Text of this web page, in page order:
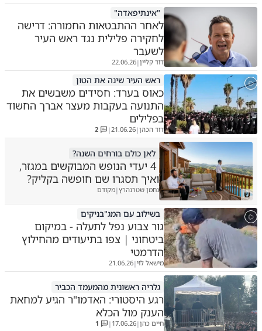
"אינתיפאדה"
לאחר ההתבטאות החמורה: דרישה
לחקירה פלילית נגד ראש העיר
לשעבר
דוד קליין|
22.06.26
ראש העיר שינה את הטון
כאוס בערד: חסידים משבשים את
התנועה בעקבות מעצר אברך החשוד
בפלילים
דוד הכהן|
21.06.26
|
2
ש
לאן כולם בורחים השנה?
4 יעדי הנופש המבוקשים במגזר,
ואיך תסגרו שם חופשה בקליק?
נחמן שטרנהרץ|מקודם
בשילוב עם המג"בניקים
גור צבוע נפל לתעלה - במיקום
ביטחוני | צפו בתיעודים מהחילוץ
הדרמטי
מישאל לוי|
21.06.26
גלריה ראשונית מהמעמד הכביר
רגע היסטורי: האדמו"ר הגיע למחאת
הענק מול הכלא
חיים כהן|
17.06.26
|
1